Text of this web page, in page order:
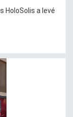
HoloSolis a levé